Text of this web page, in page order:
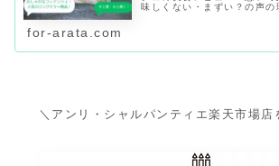
味しくない・まずい？の声の
for-arata.com
＼アンリ・シャルパンティエ楽天市場店